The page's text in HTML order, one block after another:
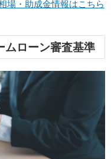
ムローン審査基準